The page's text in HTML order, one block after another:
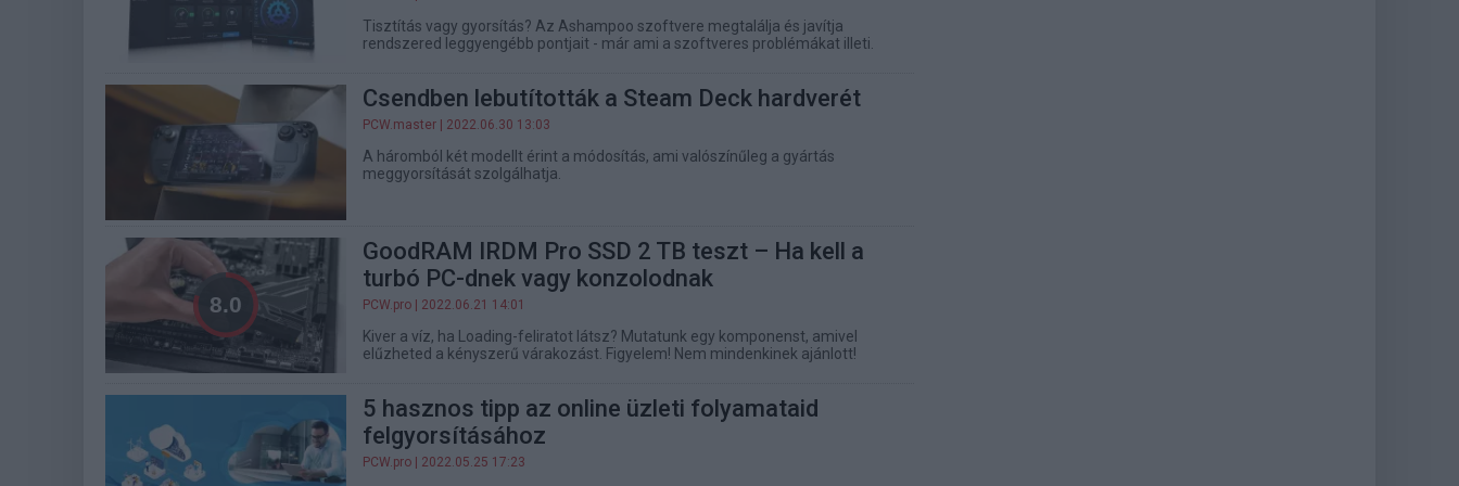
Tisztítás vagy gyorsítás? Az Ashampoo szoftvere megtalálja és javítja
rendszered leggyengébb pontjait - már ami a szoftveres problémákat illeti.
Csendben lebutították a Steam Deck hardverét
PCW.master | 2022.06.30 13:03
A háromból két modellt érint a módosítás, ami valószínűleg a gyártás
meggyorsítását szolgálhatja.
GoodRAM IRDM Pro SSD 2 TB teszt – Ha kell a
turbó PC-dnek vagy konzolodnak
PCW.pro | 2022.06.21 14:01
Kiver a víz, ha Loading-feliratot látsz? Mutatunk egy komponenst, amivel
elűzheted a kényszerű várakozást. Figyelem! Nem mindenkinek ajánlott!
5 hasznos tipp az online üzleti folyamataid
felgyorsításához
PCW.pro | 2022.05.25 17:23